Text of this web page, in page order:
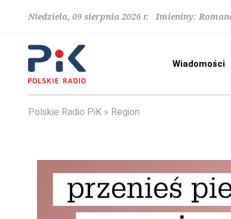
Niedziela, 09 sierpnia 2026 r. Imieniny:
Wiadomości
Polskie Radio PiK Region